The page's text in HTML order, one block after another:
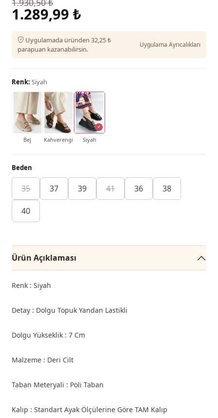
1.289,99 ₺
Uygulamada üründen 32,25 ₺
parapuan kazanabilirsin.
Uygulama Ayrıcalıkları
Renk: Siyah
Bej Kahverengi Siyah
Beden
35 37 39 41 36 38
40
Ürün Açıklaması
Renk : Siyah
Detay : Dolgu Topuk Yandan Lastikli
Dolgu Yükseklik : 7 Cm
Malzeme : Deri Cilt
Taban Meteryali : Poli Taban
Kalıp : Standart Ayak Ölçülerine Göre TAM Kalıp